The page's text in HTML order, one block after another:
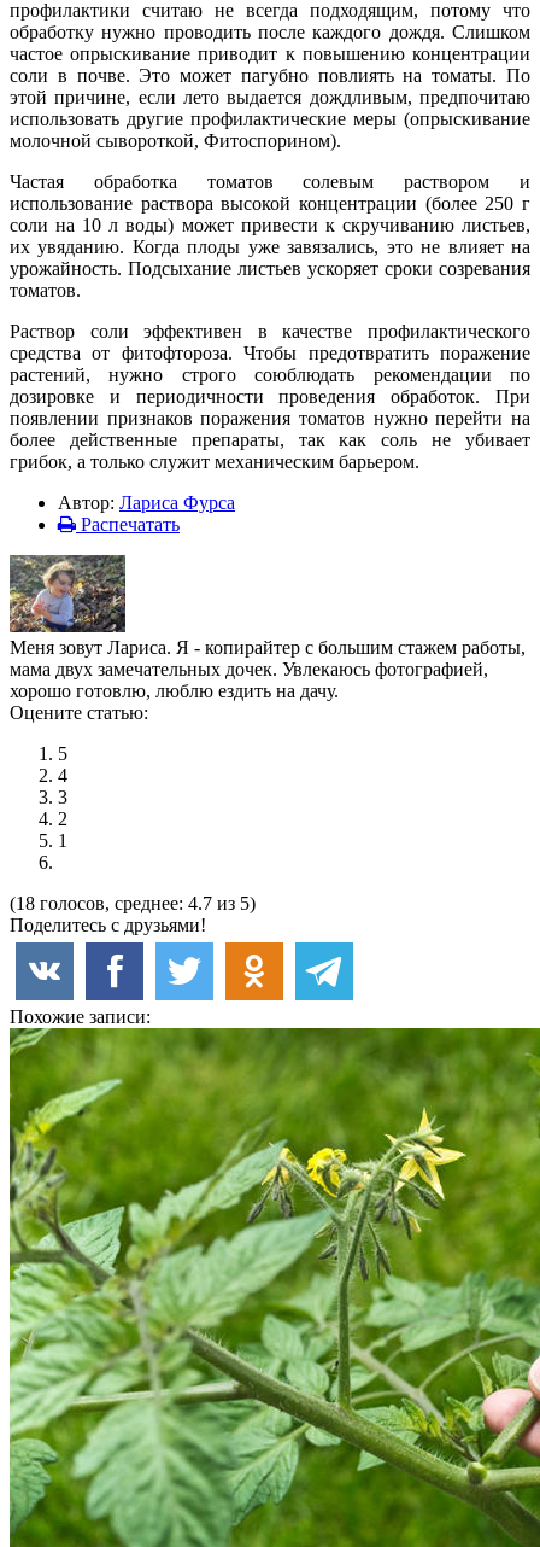
профилактики считаю не всегда подходящим, потому что
обработку нужно проводить после каждого дождя. Слишком
частое опрыскивание приводит к повышению концентрации
соли в почве. Это может пагубно повлиять на томаты. По
этой причине, если лето выдается дождливым, предпочитаю
использовать другие профилактические меры (опрыскивание
молочной сывороткой, Фитоспорином).
Частая обработка томатов солевым раствором и
использование раствора высокой концентрации (более 250 г
соли на 10 л воды) может привести к скручиванию листьев,
их увяданию. Когда плоды уже завязались, это не влияет на
урожайность. Подсыхание листьев ускоряет сроки созревания
томатов.
Раствор соли эффективен в качестве профилактического
средства от фитофтороза. Чтобы предотвратить поражение
растений, нужно строго союблюдать рекомендации по
дозировке и периодичности проведения обработок. При
появлении признаков поражения томатов нужно перейти на
более действенные препараты, так как соль не убивает
грибок, а только служит механическим барьером.
Автор: Лариса Фурса
Распечатать
Меня зовут Лариса. Я - копирайтер с большим стажем работы,
мама двух замечательных дочек. Увлекаюсь фотографией,
хорошо готовлю, люблю ездить на дачу.
Оцените статью:
5
4
3
2
1
(18 голосов, среднее: 4.7 из 5)
Поделитесь с друзьями!
Похожие записи: